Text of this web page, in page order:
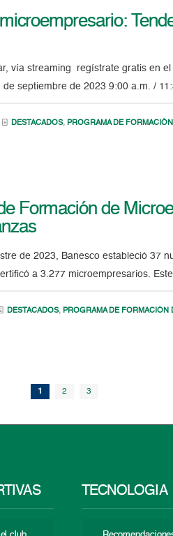
vía streaming regístrate gratis en
septiembre de 2023 9:00 a.m. /
DESTACADOS, PROGRAMA DE
Formación de
de 2023, Banesco estableció 37
a 3.277 microempresarios.
DESTACADOS, PROGRAMA DE FORMACIÓN
1 2 3
TECNOLOGÍA